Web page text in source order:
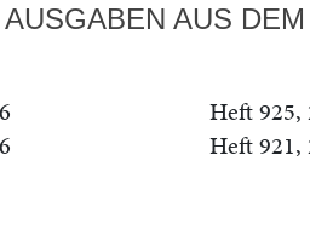
AUS
Heft 925,
Heft 921,